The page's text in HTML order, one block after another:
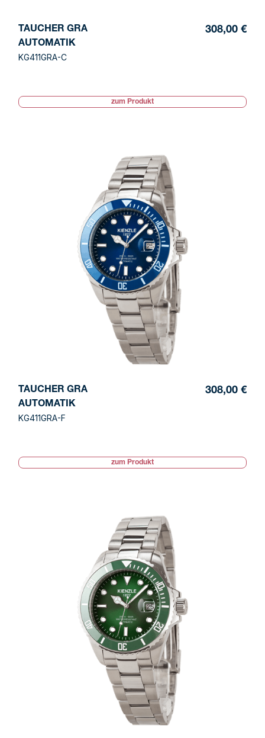
TAUCHER GRA
AUTOMATIK
KG411GRA-C
308,00 €
zum Produkt
TAUCHER GRA
AUTOMATIK
KG411GRA-F
308,00 €
zum Produkt